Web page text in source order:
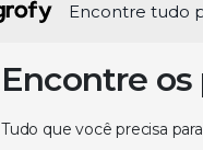
Encontre tudo
Encontre
Tudo que você precisa